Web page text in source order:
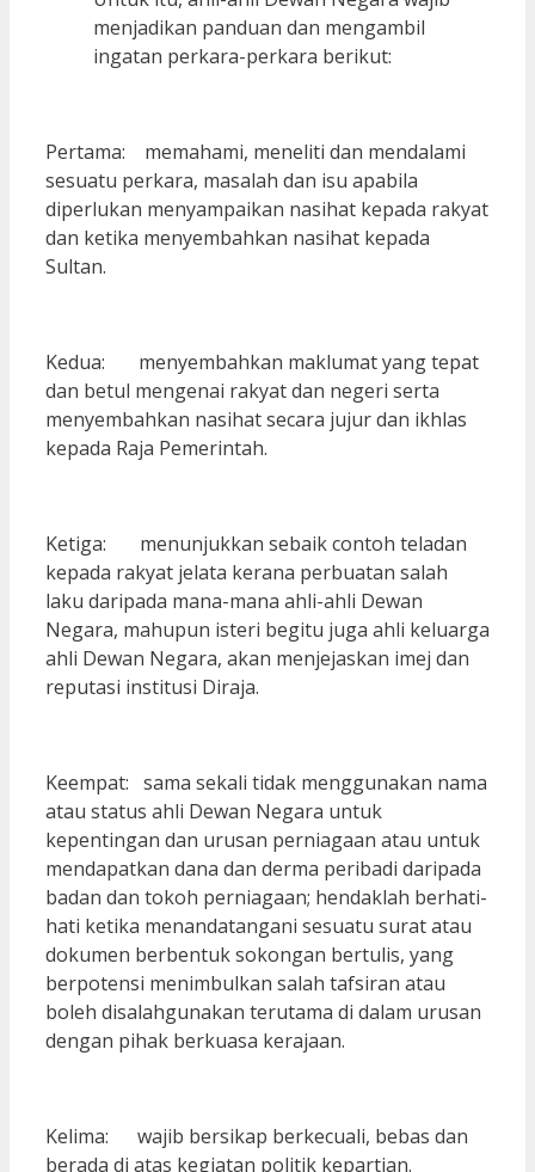
menjadikan panduan dan mengambil
ingatan perkara-perkara berikut:
Pertama: memahami, meneliti dan mendalami
sesuatu perkara, masalah dan isu apabila
diperlukan menyampaikan nasihat kepada rakyat
dan ketika menyembahkan nasihat kepada
Sultan.
Kedua: menyembahkan maklumat yang tepat
dan betul mengenai rakyat dan negeri serta
menyembahkan nasihat secara jujur dan ikhlas
kepada Raja Pemerintah.
Ketiga: menunjukkan sebaik contoh teladan
kepada rakyat jelata kerana perbuatan salah
laku daripada mana-mana ahli-ahli Dewan
Negara, mahupun isteri begitu juga ahli keluarga
ahli Dewan Negara, akan menjejaskan imej dan
reputasi institusi Diraja.
Keempat: sama sekali tidak menggunakan nama
atau status ahli Dewan Negara untuk
kepentingan dan urusan perniagaan atau untuk
mendapatkan dana dan derma peribadi daripada
badan dan tokoh perniagaan; hendaklah berhati-
hati ketika menandatangani sesuatu surat atau
dokumen berbentuk sokongan bertulis, yang
berpotensi menimbulkan salah tafsiran atau
boleh disalahgunakan terutama di dalam urusan
dengan pihak berkuasa kerajaan.
Kelima: wajib bersikap berkecuali, bebas dan
berada di atas kegiatan politik kepartian.